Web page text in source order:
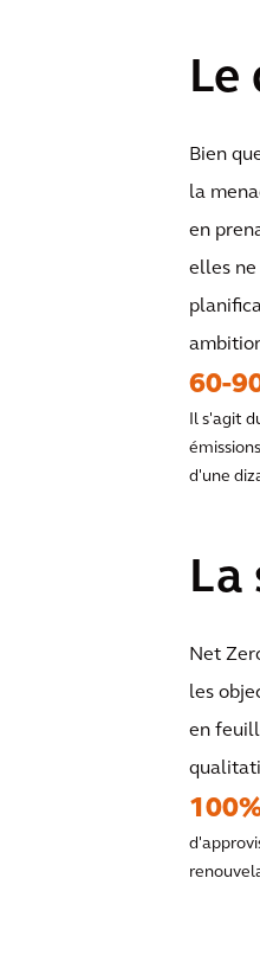
Le
Bien
la
en
elles ne
60-
Il s'agit
d'une
La
Net
les
en